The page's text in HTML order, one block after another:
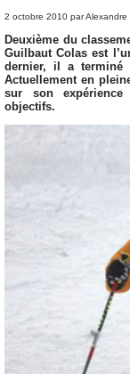
2 octobre 2010 par Alexandre
Deuxième du
Guilbaut Colas est
dernier, il a terminé
Actuellement en
sur son
objectifs.